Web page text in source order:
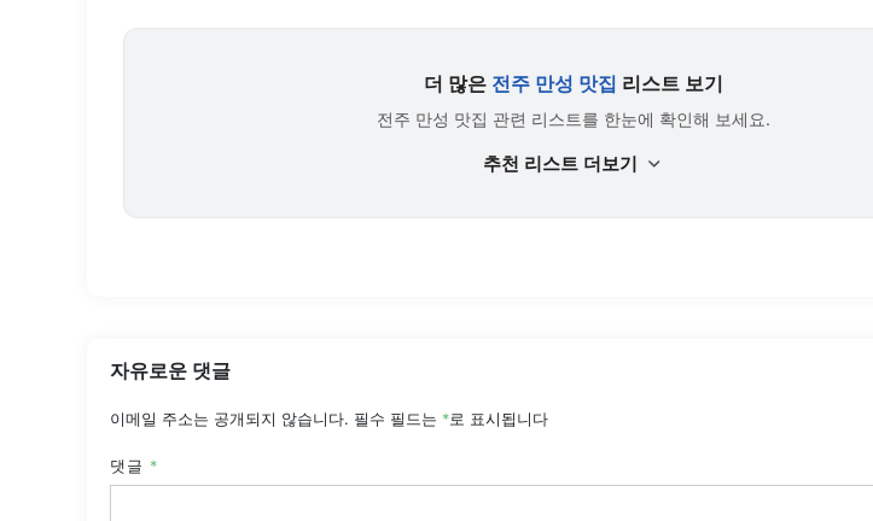
더 많은 전주 만성 맛집 리스트 보기
전주 만성 맛집 관련 리스트를 한눈에 확인해 보세요.
추천 리스트 더보기
자유로운 댓글
이메일 주소는 공개되지 않습니다. 필수 필드는 *로 표시됩니다
댓글 *